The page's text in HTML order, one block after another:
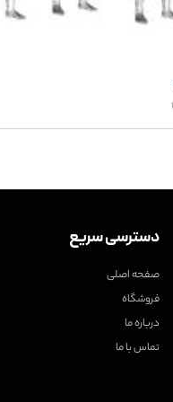
دسترسی سریع
صفحه اصلی
فروشگاه
درباره ما
تماس با ما